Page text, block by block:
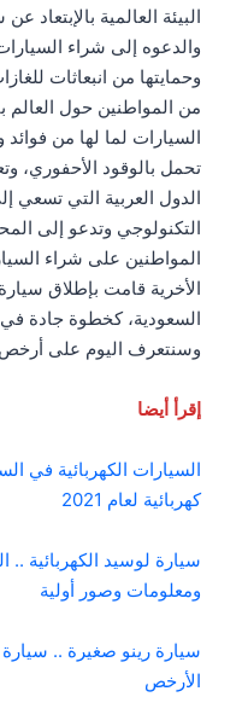
البيئة العالمية بالإبتعاد
والدعوه إلى شراء
وحمايتها من انبعاثات
من المواطنين حول العالم
السيارات لما لها من
تحمل بالوقود الأحفوري،
الدول العربية التي تسعي
التكنولوجي وتدعو إلى
المواطنين على شراء
الأخرية قامت بإطلاق
السعودية، كخطوة جادة
وسنتعرف اليوم على أرخص
إقرأ أيضا
كهربائية لعام 2021
سيارة لوسيد الكهربائية
ومعلومات وصور أولية
سيارة رينو صغيرة .. سيارة
الأرخص